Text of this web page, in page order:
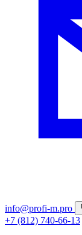
info@profi-m.pro
+7 (812) 740-66-13